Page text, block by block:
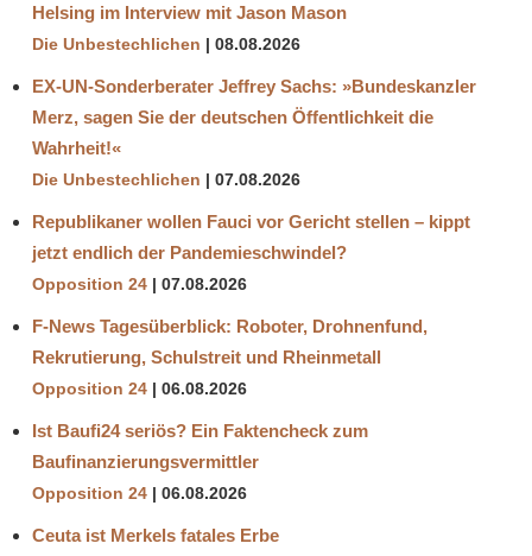
Helsing im Interview mit Jason Mason
Die Unbestechlichen 08.08.2026
EX-UN-Sonderberater Jeffrey Sachs: »Bundeskanzler
Merz, sagen Sie der deutschen Öffentlichkeit die
Wahrheit!«
Die Unbestechlichen 07.08.2026
Republikaner wollen Fauci vor Gericht stellen – kippt
jetzt endlich der Pandemieschwindel?
Opposition 24 07.08.2026
F-News Tagesüberblick: Roboter, Drohnenfund,
Rekrutierung, Schulstreit und Rheinmetall
Opposition 24 06.08.2026
Ist Baufi24 seriös? Ein Faktencheck zum
Baufinanzierungsvermittler
Opposition 24 06.08.2026
Ceuta ist Merkels fatales Erbe